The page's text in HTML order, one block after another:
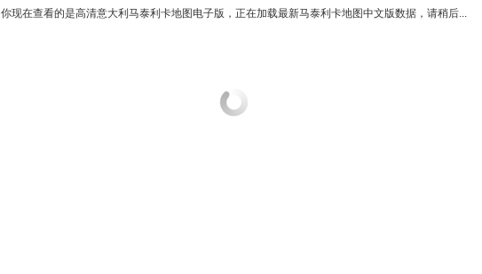
你现在查看的是高清意大利马泰利卡地图电子版，正在加载最新马泰利卡地图中文版数据，请稍后...